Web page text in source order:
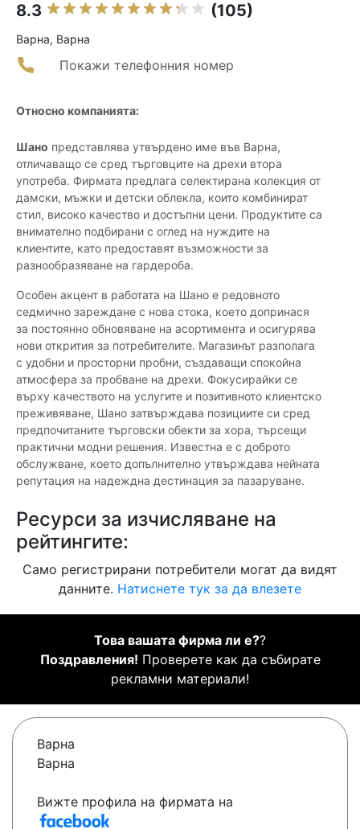
8.3 (105)
Варна, Варна
Покажи телефонния номер
Относно компанията:
Шано представлява утвърдено име във Варна,
отличаващо се сред търговците на дрехи втора
употреба. Фирмата предлага селектирана колекция от
дамски, мъжки и детски облекла, които комбинират
стил, високо качество и достъпни цени. Продуктите са
внимателно подбирани с оглед на нуждите на
клиентите, като предоставят възможности за
разнообразяване на гардероба.
Особен акцент в работата на Шано е редовното
седмично зареждане с нова стока, което допринася
за постоянно обновяване на асортимента и осигурява
нови открития за потребителите. Магазинът разполага
с удобни и просторни пробни, създаващи спокойна
атмосфера за пробване на дрехи. Фокусирайки се
върху качеството на услугите и позитивното клиентско
преживяване, Шано затвърждава позициите си сред
предпочитаните търговски обекти за хора, търсещи
практични модни решения. Известна е с доброто
обслужване, което допълнително утвърждава нейната
репутация на надеждна дестинация за пазаруване.
Ресурси за изчисляване на
рейтингите:
Само регистрирани потребители могат да видят
данните. Натиснете тук за да влезете
Това вашата фирма ли е??
Поздравления! Проверете как да събирате
рекламни материали!
Варна
Варна
Вижте профила на фирмата на